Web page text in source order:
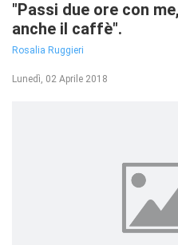
"Passi due ore con
anche il caffè".
Rosalia Ruggieri
Lunedì, 02 Aprile 2018